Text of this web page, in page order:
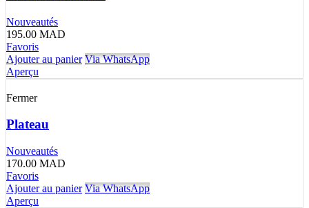
Nouveautés
195.00 MAD
Favoris
Ajouter au panier Via WhatsApp
Aperçu
Fermer
Plateau
Nouveautés
170.00 MAD
Favoris
Ajouter au panier Via WhatsApp
Aperçu